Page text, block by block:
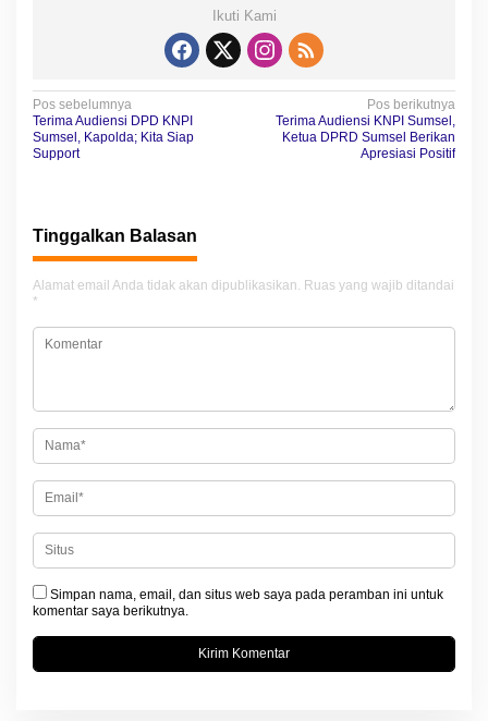
Ikuti Kami
N
a
g
a
s
i
p
s
Pos sebelumnya
Terima Audiensi DPD KNPI
Sumsel, Kapolda; Kita Siap
Support
Pos berikutnya
Terima Audiensi KNPI Sumsel,
Ketua DPRD Sumsel Berikan
Apresiasi Positif
Tinggalkan Balasan
Alamat email Anda tidak akan dipublikasikan. Ruas yang wajib ditandai
*
Simpan nama, email, dan situs web saya pada peramban ini untuk
komentar saya berikutnya.